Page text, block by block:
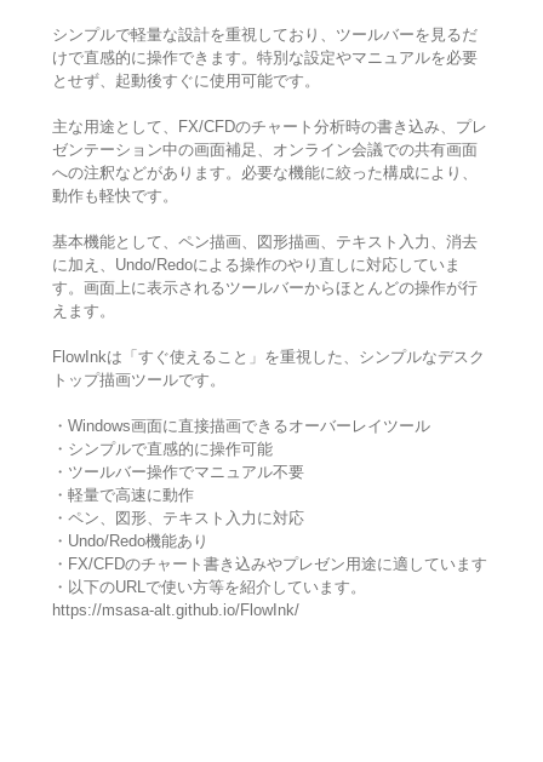
シンプルで軽量な設計を重視しており、ツールバーを見るだ
けで直感的に操作できます。特別な設定やマニュアルを必要
とせず、起動後すぐに使用可能です。
主な用途として、FX/CFDのチャート分析時の書き込み、プレ
ゼンテーション中の画面補足、オンライン会議での共有画面
への注釈などがあります。必要な機能に絞った構成により、
動作も軽快です。
基本機能として、ペン描画、図形描画、テキスト入力、消去
に加え、Undo/Redoによる操作のやり直しに対応していま
す。画面上に表示されるツールバーからほとんどの操作が行
えます。
FlowInkは「すぐ使えること」を重視した、シンプルなデスク
トップ描画ツールです。
・Windows画面に直接描画できるオーバーレイツール
・シンプルで直感的に操作可能
・ツールバー操作でマニュアル不要
・軽量で高速に動作
・ペン、図形、テキスト入力に対応
・Undo/Redo機能あり
・FX/CFDのチャート書き込みやプレゼン用途に適しています
・以下のURLで使い方等を紹介しています。
https://msasa-alt.github.io/FlowInk/